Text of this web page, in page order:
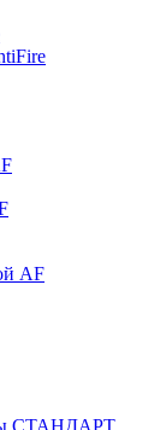
AF
СТАНДАРТ